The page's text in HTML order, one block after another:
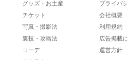
グッズ・お土産
チケット
写真・撮影法
裏技・攻略法
コーデ
プライバ
会社概要
利用規約
広告掲載
運営方針